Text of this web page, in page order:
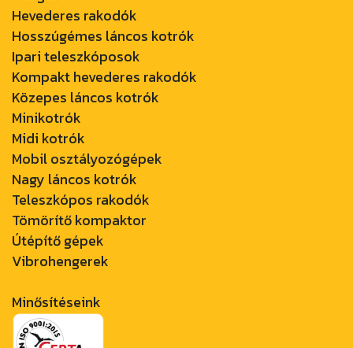
Hevederes rakodók
Hosszúgémes láncos kotrók
Ipari teleszkóposok
Kompakt hevederes rakodók
Közepes láncos kotrók
Minikotrók
Midi kotrók
Mobil osztályozógépek
Nagy láncos kotrók
Teleszkópos rakodók
Tömörítő kompaktor
Útépítő gépek
Vibrohengerek
Minősítéseink